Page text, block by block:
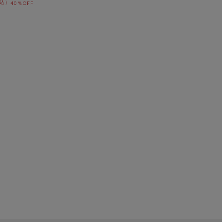
40％OFF